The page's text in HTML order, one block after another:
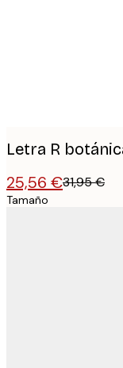
Letra R
25,56 €31,95 €
Tamaño